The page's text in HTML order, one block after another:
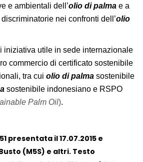
e ambientali dell’olio di palma e a
nei confronti dell’olio
utile in sede internazionale
commercio di certificato sostenibile
tra cui olio di palma sostenibile
sostenibile indonesiano e RSPO
Palm Oil).
presentata il 17.07.2015 e
(M5S) e altri. Testo